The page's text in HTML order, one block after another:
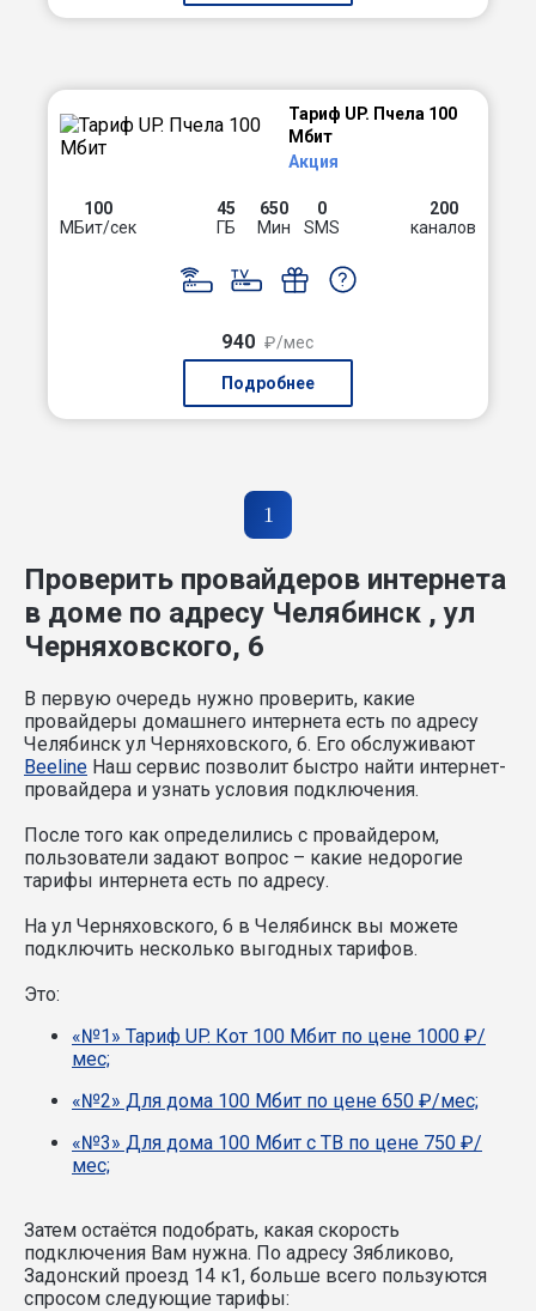
Тариф UP. Пчела 100
Мбит
Акция
100
МБит/сек
45
ГБ
650
Мин
0
SMS
200
каналов
940 ₽/мес
Подробнее
1
Проверить провайдеров интернета
в доме по адресу Челябинск , ул
Черняховского, 6
В первую очередь нужно проверить, какие
провайдеры домашнего интернета есть по адресу
Челябинск ул Черняховского, 6. Его обслуживают
Beeline Наш сервис позволит быстро найти интернет-
провайдера и узнать условия подключения.
После того как определились с провайдером,
пользователи задают вопрос – какие недорогие
тарифы интернета есть по адресу.
На ул Черняховского, 6 в Челябинск вы можете
подключить несколько выгодных тарифов.
Это:
«№1» Тариф UP. Кот 100 Мбит по цене 1000 ₽/
мес;
«№2» Для дома 100 Мбит по цене 650 ₽/мес;
«№3» Для дома 100 Мбит с ТВ по цене 750 ₽/
мес;
Затем остаётся подобрать, какая скорость
подключения Вам нужна. По адресу Зябликово,
Задонский проезд 14 к1, больше всего пользуются
спросом следующие тарифы: